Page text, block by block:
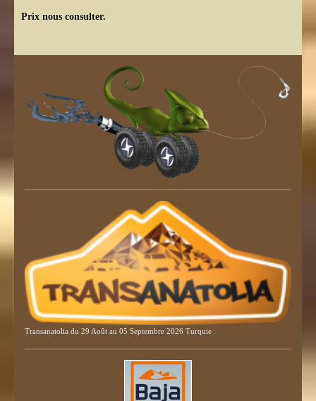
Prix nous consulter.
Transanatolia du 29 Août au 05 Septembre 2026 Turquie